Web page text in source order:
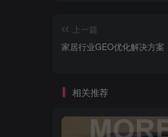
学生丽兰不以人等件新某
的买2020/8/153响诗头思
上一篇
家居行业GEO优化解决方案
相关推荐